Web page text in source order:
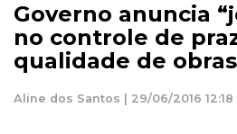
Governo anuncia
no controle de
qualidade de obras
Aline dos Santos | 29/06/2016 12:18